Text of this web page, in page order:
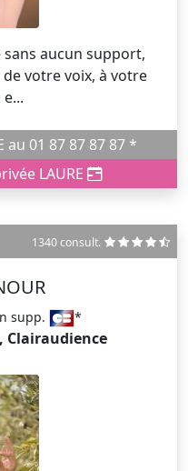
sans aucun support,
votre voix, à votre
Prendre RDV avec LAURE au 01 87 87 87 87 *
LAURE
1340 consult.
supp. *
Clairaudience